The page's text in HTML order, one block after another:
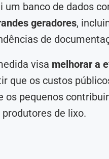
banco de dados
geradores,
de
visa melhorar a
que os custos
os pequenos
de lixo.